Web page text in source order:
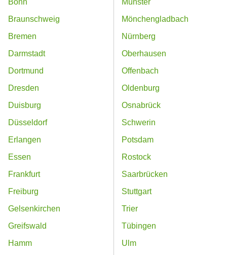
Bonn
Braunschweig
Bremen
Darmstadt
Dortmund
Dresden
Duisburg
Düsseldorf
Erlangen
Essen
Frankfurt
Freiburg
Gelsenkirchen
Greifswald
Hamm
Münster
Mönchengladbach
Nürnberg
Oberhausen
Offenbach
Oldenburg
Osnabrück
Schwerin
Potsdam
Rostock
Saarbrücken
Stuttgart
Trier
Tübingen
Ulm